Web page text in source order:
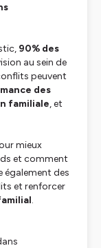
90% des
au sein de
peuvent
des
familiale, et
mieux
et comment
également des
et renforcer
.